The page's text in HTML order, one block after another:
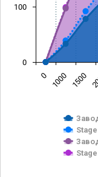
0 1000 1500
0
100